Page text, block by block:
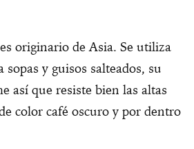
originario de Asia. Se utiliza
y guisos salteados, su
así que resiste bien las altas
color café oscuro y por dentro